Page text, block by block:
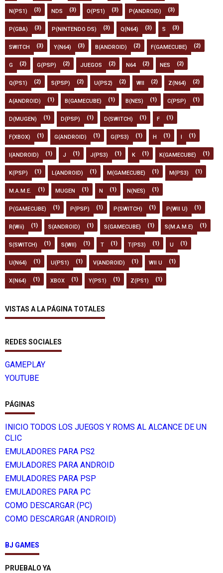
N(PS1) (3) NDS (3) O(PS1) (3) P(ANDROID) (3)
P(GBA) (3) P(NINTENDO DS) (3) Q(N64) (3) S (3)
SWITCH (3) Y(N64) (3) B(ANDROID) (2) F(GAMECUBE) (2)
G (2) G(PSP) (2) JUEGOS (2) N64 (2) NES (2)
Q(PS1) (2) S(PSP) (2) U(PS2) (2) WII (2) Z(N64) (2)
A(ANDROID) (1) B(GAMECUBE) (1) B(NES) (1) C(PSP) (1)
D(MUGEN) (1) D(PSP) (1) D(SWITCH) (1) F (1)
F(XBOX) (1) G(ANDROID) (1) G(PS3) (1) H (1) (1)
I(ANDROID) (1) J (1) J(PS3) (1) K (1) K(GAMECUBE) (1)
K(PSP) (1) L(ANDROID) (1) M(GAMECUBE) (1) M(PS3) (1)
M.A.M.E. (1) MUGEN (1) N (1) N(NES) (1)
P(GAMECUBE) (1) P(PSP) (1) P(SWITCH) (1) P(WII U) (1)
R(Wii) (1) S(ANDROID) (1) S(GAMECUBE) (1) S(M.A.M.E) (1)
S(SWITCH) (1) S(WII) (1) T (1) T(PS3) (1) U (1)
U(N64) (1) U(PS1) (1) V(ANDROID) (1) WII U (1)
X(N64) (1) XBOX (1) Y(PS1) (1) Z(PS1) (1)
VISTAS A LA PÁGINA TOTALES
REDES SOCIALES
GAMEPLAY
YOUTUBE
PÁGINAS
INICIO TODOS LOS JUEGOS Y ROMS AL ALCANCE DE UN
CLIC
EMULADORES PARA PS2
EMULADORES PARA ANDROID
EMULADORES PARA PSP
EMULADORES PARA PC
COMO DESCARGAR (PC)
COMO DESCARGAR (ANDROID)
BJ GAMES
PRUEBALO YA